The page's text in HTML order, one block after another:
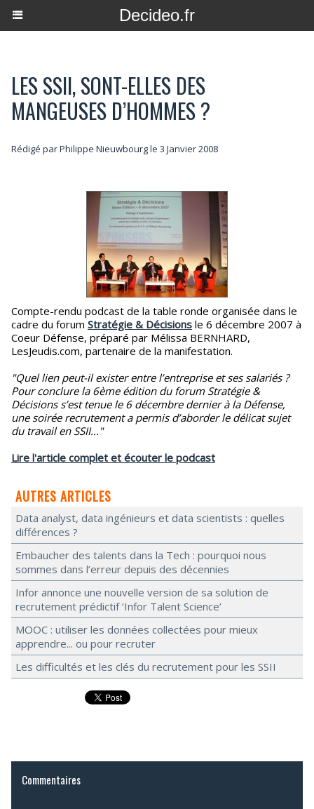
Decideo.fr
LES SSII, SONT-ELLES DES
MANGEUSES D’HOMMES ?
Rédigé parPhilippe Nieuwbourgle 3 Janvier 2008
Compte-rendu podcast de la table ronde organisée dans le
cadre du forum Stratégie & Décisions le 6 décembre 2007 à
Coeur Défense, préparé par Mélissa BERNHARD,
LesJeudis.com, partenaire de la manifestation.
"Quel lien peut-il exister entre l’entreprise et ses salariés ?
Pour conclure la 6ème édition du forum Stratégie &
Décisions s’est tenue le 6 décembre dernier à la Défense,
une soirée recrutement a permis d’aborder le délicat sujet
du travail en SSII..."
Lire l'article complet et écouter le podcast
AUTRES ARTICLES
Data analyst, data ingénieurs et data scientists : quelles
différences ?
Embaucher des talents dans la Tech : pourquoi nous
sommes dans l’erreur depuis des décennies
Infor annonce une nouvelle version de sa solution de
recrutement prédictif ‘Infor Talent Science’
MOOC : utiliser les données collectées pour mieux
apprendre... ou pour recruter
Les difficultés et les clés du recrutement pour les SSII
Commentaires